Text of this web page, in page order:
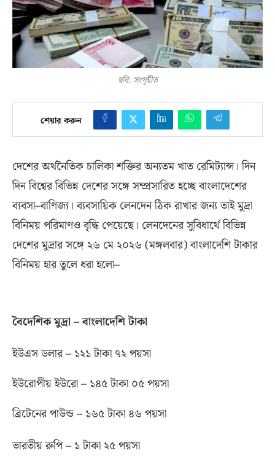
ছবি: সংগৃহীত
শেয়ার করুন
দেশের অর্থনৈতিক চালিকা শক্তির অন্যতম খাত রেমিট্যান্স। দিন
দিন বিশ্বের বিভিন্ন দেশের সঙ্গে সম্প্রসারিত হচ্ছে বাংলাদেশের
ব্যবসা–বাণিজ্য। ব্যবসায়িক লেনদেন ঠিক রাখার জন্য তাই মুদ্রা
বিনিময় পরিমাণও বৃদ্ধি পেয়েছে। লেনদেনের সুবিধার্থে বিভিন্ন
দেশের মুদ্রার সঙ্গে ২৬ মে ২০২৬ (মঙ্গলবার)বাংলাদেশি টাকার
বিনিময় হার তুলে ধরা হলো–
বৈদেশিক মুদ্রা – বাংলাদেশি টাকা
ইউএস ডলার – ১২১ টাকা ৭২ পয়সা
ইউরোপীয় ইউরো – ১৪৫ টাকা ০৫ পয়সা
ব্রিটেনের পাউন্ড – ১৬৫ টাকা ৪৬ পয়সা
ভারতীয় রুপি – ১ টাকা ২৫ পয়সা